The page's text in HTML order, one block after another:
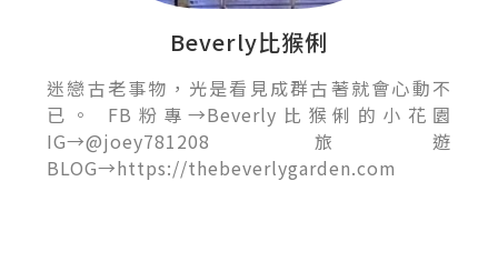
Beverly比猴俐
迷戀古老事物，光是看見成群古著就會心動不
已。 FB粉專→Beverly比猴俐的小花園
IG→@joey781208 旅遊
BLOG→https://thebeverlygarden.com